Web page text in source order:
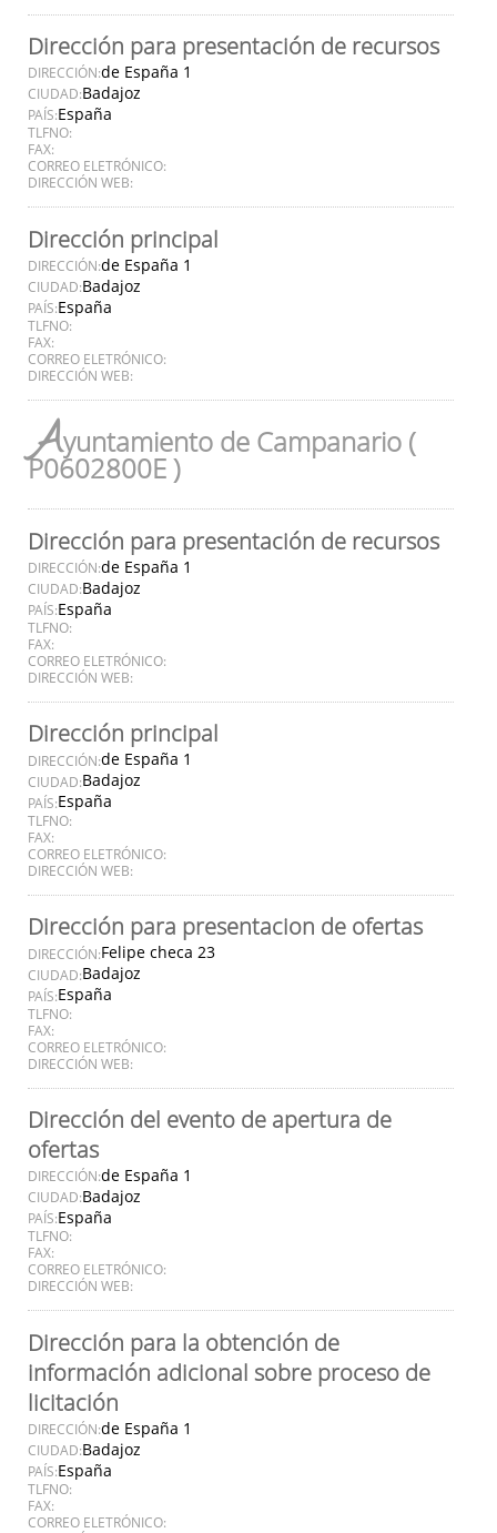
Dirección para presentación de recursos
DIRECCIÓN:de España 1
CIUDAD:Badajoz
PAÍS:España
TLFNO:
FAX:
CORREO ELETRÓNICO:
DIRECCIÓN WEB:
Dirección principal
DIRECCIÓN:de España 1
CIUDAD:Badajoz
PAÍS:España
TLFNO:
FAX:
CORREO ELETRÓNICO:
DIRECCIÓN WEB:
Ayuntamiento de Campanario (
P0602800E )
Dirección para presentación de recursos
DIRECCIÓN:de España 1
CIUDAD:Badajoz
PAÍS:España
TLFNO:
FAX:
CORREO ELETRÓNICO:
DIRECCIÓN WEB:
Dirección principal
DIRECCIÓN:de España 1
CIUDAD:Badajoz
PAÍS:España
TLFNO:
FAX:
CORREO ELETRÓNICO:
DIRECCIÓN WEB:
Dirección para presentacion de ofertas
DIRECCIÓN:Felipe checa 23
CIUDAD:Badajoz
PAÍS:España
TLFNO:
FAX:
CORREO ELETRÓNICO:
DIRECCIÓN WEB:
Dirección del evento de apertura de
ofertas
DIRECCIÓN:de España 1
CIUDAD:Badajoz
PAÍS:España
TLFNO:
FAX:
CORREO ELETRÓNICO:
DIRECCIÓN WEB:
Dirección para la obtención de
información adicional sobre proceso de
licitación
DIRECCIÓN:de España 1
CIUDAD:Badajoz
PAÍS:España
TLFNO:
FAX:
CORREO ELETRÓNICO: